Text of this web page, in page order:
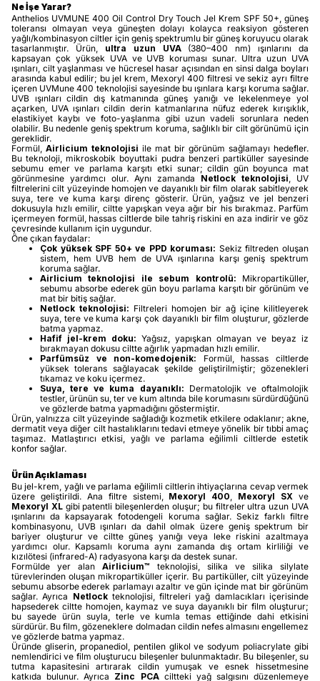
Ne İşe Yarar?
Anthelios UVMUNE 400 Oil Control Dry Touch Jel Krem SPF 50+, güneş
toleransı olmayan veya güneşten dolayı kolayca reaksiyon gösteren
yağlı/kombinasyon ciltler için geniş spektrumlu bir güneş koruyucu olarak
tasarlanmıştır. Ürün, ultra uzun UVA(380–400 nm) ışınlarını da
kapsayan çok yüksek UVA ve UVB koruması sunar. Ultra uzun UVA
ışınları, cilt yaşlanması ve hücresel hasar açısından en sinsi dalga boyları
arasında kabul edilir; bu jel krem, Mexoryl 400 filtresi ve sekiz ayrı filtre
içeren UVMune 400 teknolojisi sayesinde bu ışınlara karşı koruma sağlar.
UVB ışınları cildin dış katmanında güneş yanığı ve lekelenmeye yol
açarken, UVA ışınları cildin derin katmanlarına nüfuz ederek kırışıklık,
elastikiyet kaybı ve foto-yaşlanma gibi uzun vadeli sorunlara neden
olabilir. Bu nedenle geniş spektrum koruma, sağlıklı bir cilt görünümü için
gereklidir.
Formül, Airlicium teknolojisi ile mat bir görünüm sağlamayı hedefler.
Bu teknoloji, mikroskobik boyuttaki pudra benzeri partiküller sayesinde
sebumu emer ve parlama karşıtı etki sunar; cildin gün boyunca mat
görünmesine yardımcı olur. Aynı zamanda Netlock teknolojisi , UV
filtrelerini cilt yüzeyinde homojen ve dayanıklı bir film olarak sabitleyerek
suya, tere ve kuma karşı direnç gösterir. Ürün, yağsız ve jel benzeri
dokusuyla hızlı emilir, ciltte yapışkan veya ağır bir his bırakmaz. Parfüm
içermeyen formül, hassas ciltlerde bile tahriş riskini en aza indirir ve göz
çevresinde kullanım için uygundur.
Öne çıkan faydalar:
Çok yüksek SPF 50+ ve PPD koruması: Sekiz filtreden oluşan
sistem, hem UVB hem de UVA ışınlarına karşı geniş spektrum
koruma sağlar.
Airlicium teknolojisi ile sebum kontrolü: Mikropartiküller,
sebumu absorbe ederek gün boyu parlama karşıtı bir görünüm ve
mat bir bitiş sağlar.
Netlock teknolojisi: Filtreleri homojen bir ağ içine kilitleyerek
suya, tere ve kuma karşı çok dayanıklı bir film oluşturur, gözlerde
batma yapmaz.
Hafif jel-krem doku: Yağsız, yapışkan olmayan ve beyaz iz
bırakmayan dokusu ciltte ağırlık yapmadan hızlı emilir.
Parfümsüz ve non-komedojenik: Formül, hassas ciltlerde
yüksek tolerans sağlayacak şekilde geliştirilmiştir; gözenekleri
tıkamaz ve koku içermez.
Suya, tere ve kuma dayanıklı: Dermatolojik ve oftalmolojik
testler, ürünün su, ter ve kum altında bile korumasını sürdürdüğünü
ve gözlerde batma yapmadığını göstermiştir.
Ürün, yalnızza cilt yüzeyinde sağladığı kozmetik etkilere odaklanır; akne,
dermatit veya diğer cilt hastalıklarını tedavi etmeye yönelik bir tıbbi amaç
taşımaz. Matlaştırıcı etkisi, yağlı ve parlama eğilimli ciltlerde estetik
konfor sağlar.
Ürün Açıklaması
Bu jel-krem, yağlı ve parlama eğilimli ciltlerin ihtiyaçlarına cevap vermek
üzere geliştirildi. Ana filtre sistemi, Mexoryl 400 Mexoryl SX ve
Mexoryl XLgibi patentli bileşenlerden oluşur; bu filtreler ultra uzun UVA
ışınlarını da kapsayarak fotodengeli koruma sağlar. Sekiz farklı filtre
kombinasyonu, UVB ışınları da dahil olmak üzere geniş spektrum bir
bariyer oluşturur ve ciltte güneş yanığı veya leke riskini azaltmaya
yardımcı olur. Kapsamlı koruma aynı zamanda dış ortam kirliliği ve
kızılötesi (infrared-A) radyasyona karşı da destek sunar.
Formülde yer alan Airlicium™ teknolojisi, silika ve silika silylate
türevlerinden oluşan mikropartiküller içerir. Bu partiküller, cilt yüzeyinde
sebumu absorbe ederek parlamayı azaltır ve gün içinde mat bir görünüm
sağlar. Ayrıca Netlockteknolojisi, filtreleri yağ damlacıkları içerisinde
hapsederek ciltte homojen, kaymaz ve suya dayanıklı bir film oluşturur;
bu sayede ürün suyla, terle ve kumla temas ettiğinde dahi etkisini
sürdürür. Bu film, gözeneklere dolmadan cildin nefes almasını engellemez
ve gözlerde batma yapmaz.
Üründe gliserin, propanediol, pentilen glikol ve sodyum poliacrylate gibi
nemlendirici ve film oluşturucu bileşenler bulunmaktadır. Bu bileşenler, su
tutma kapasitesini artırarak cildin yumuşak ve esnek hissetmesine
katkıda bulunur. Ayrıca Zinc PCAciltteki yağ salgısını düzenlemeye